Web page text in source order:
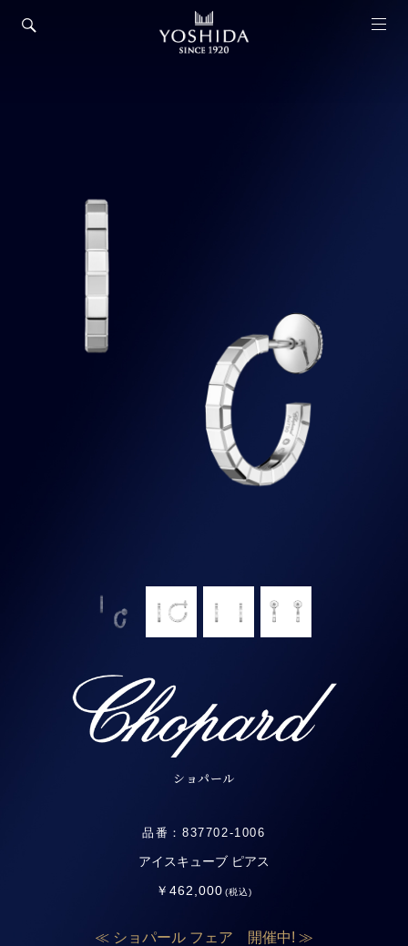
ショパール
品番：837702-1006
アイスキューブ ピアス
￥462,000(税込)
≪ ショパール フェア 開催中! ≫